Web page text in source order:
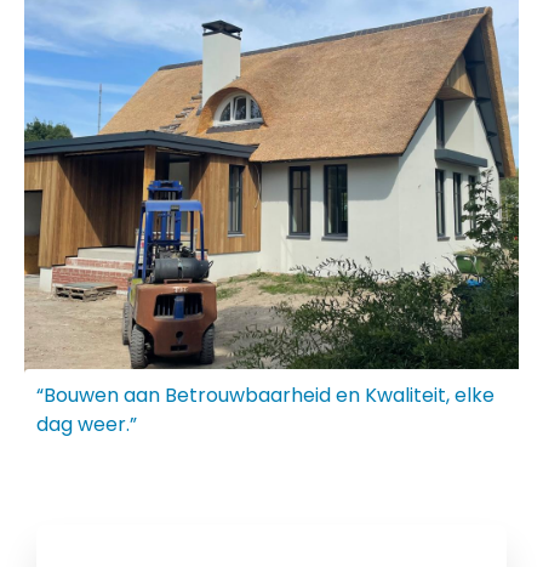
“Bouwen aan Betrouwbaarheid en Kwaliteit, elke
dag weer.”